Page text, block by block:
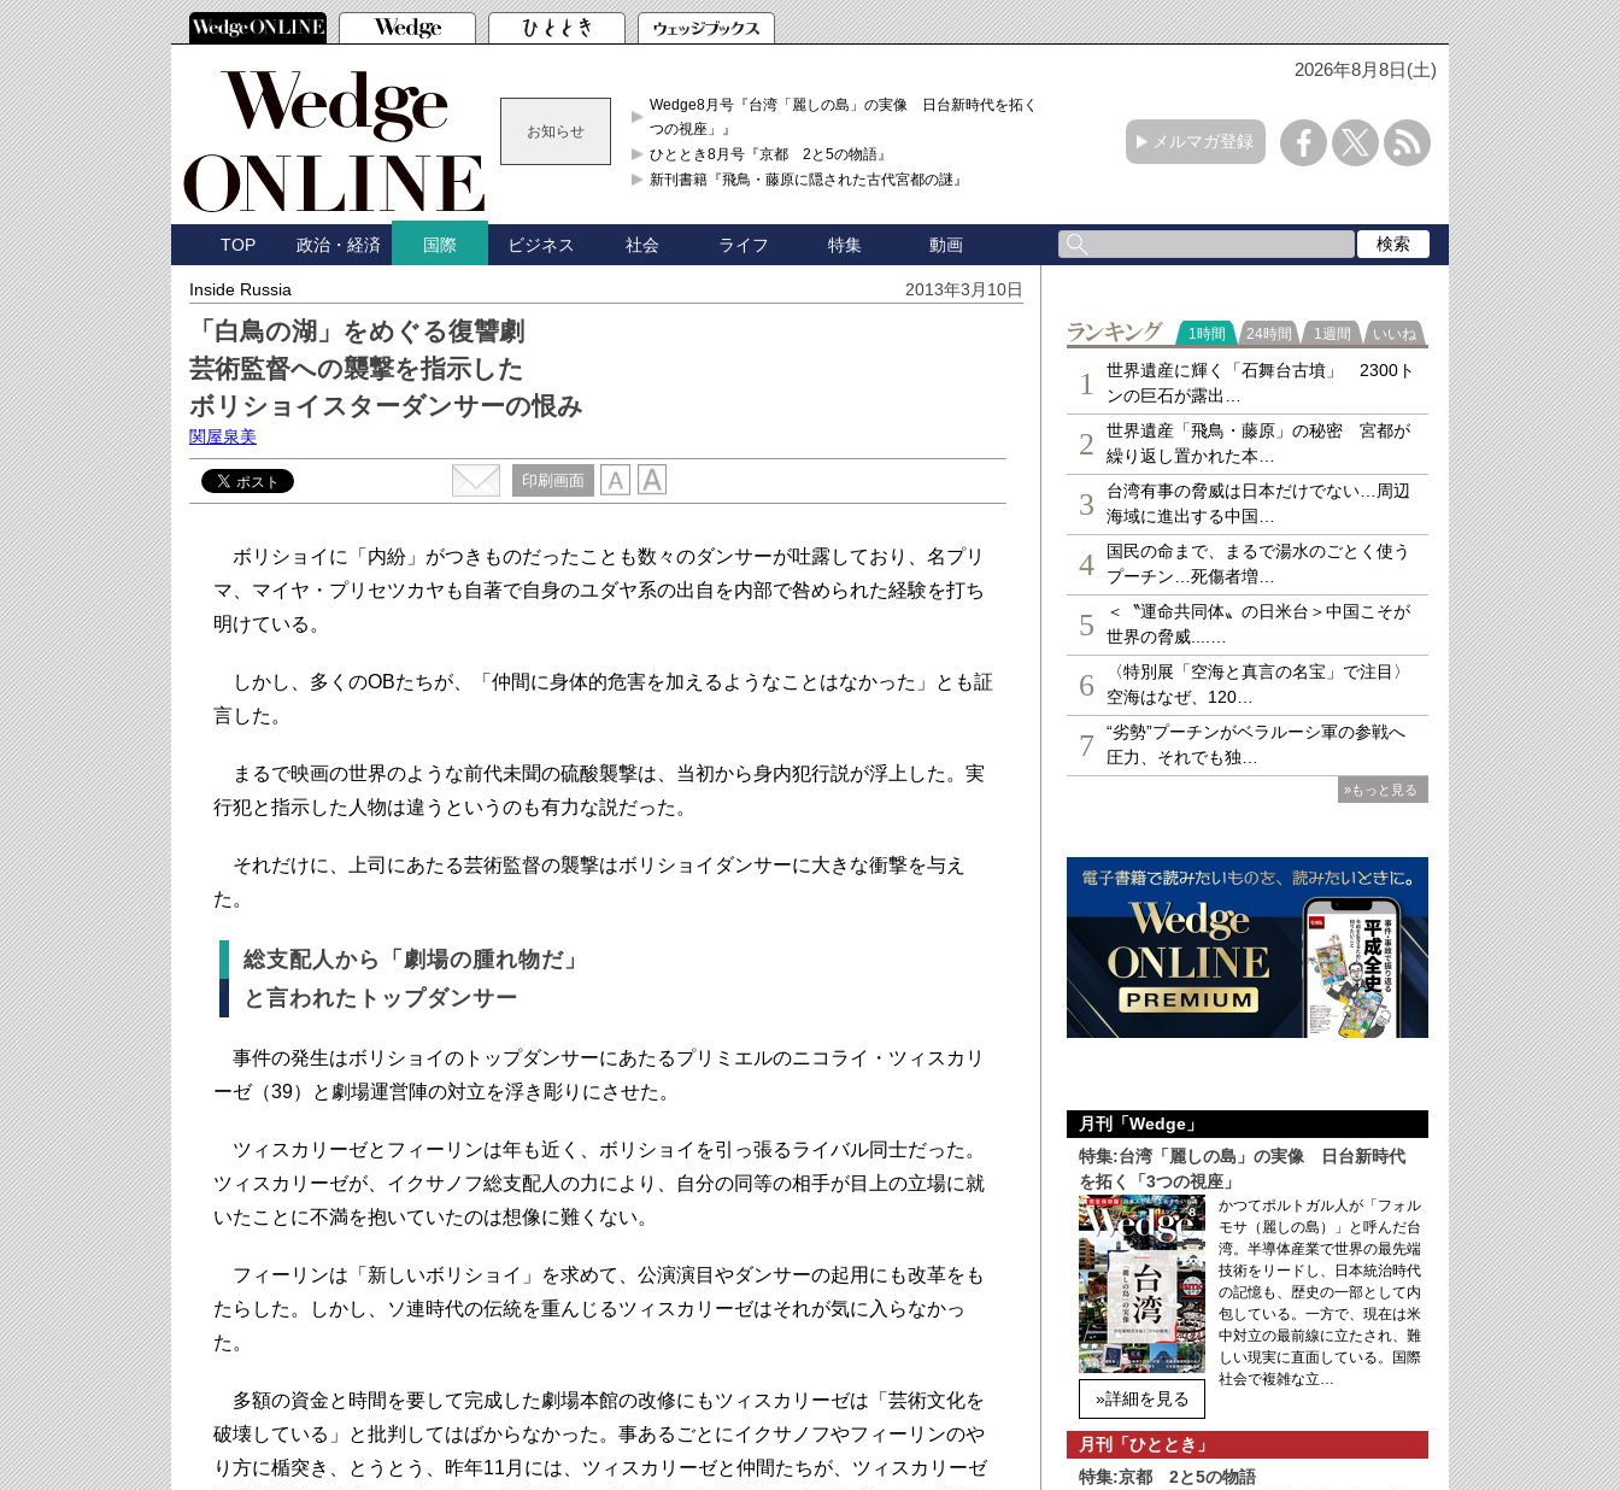
2026年8月8日(土)
お知らせ
Wedge8月号『台湾「麗しの島」の実像 日台新時代を拓く「3
つの視座」』
ひととき8月号『京都 2と5の物語』
新刊書籍『飛鳥・藤原に隠された古代宮都の謎』
メルマガ登録
TOP 政治・経済 国際 ビジネス 社会 ライフ 特集 動画
Inside Russia 2013年3月10日
「白鳥の湖」をめぐる復讐劇
芸術監督への襲撃を指示した
ボリショイスターダンサーの恨み
関屋泉美
印刷画面
ボリショイに「内紛」がつきものだったことも数々のダンサーが吐露しており、名プリ
マ、マイヤ・プリセツカヤも自著で自身のユダヤ系の出自を内部で咎められた経験を打ち
明けている。
しかし、多くのOBたちが、「仲間に身体的危害を加えるようなことはなかった」とも証
言した。
まるで映画の世界のような前代未聞の硫酸襲撃は、当初から身内犯行説が浮上した。実
行犯と指示した人物は違うというのも有力な説だった。
それだけに、上司にあたる芸術監督の襲撃はボリショイダンサーに大きな衝撃を与え
た。
総支配人から「劇場の腫れ物だ」
と言われたトップダンサー
事件の発生はボリショイのトップダンサーにあたるプリミエルのニコライ・ツィスカリ
ーゼ（39）と劇場運営陣の対立を浮き彫りにさせた。
ツィスカリーゼとフィーリンは年も近く、ボリショイを引っ張るライバル同士だった。
ツィスカリーゼが、イクサノフ総支配人の力により、自分の同等の相手が目上の立場に就
いたことに不満を抱いていたのは想像に難くない。
フィーリンは「新しいボリショイ」を求めて、公演演目やダンサーの起用にも改革をも
たらした。しかし、ソ連時代の伝統を重んじるツィスカリーゼはそれが気に入らなかっ
た。
多額の資金と時間を要して完成した劇場本館の改修にもツィスカリーゼは「芸術文化を
破壊している」と批判してはばからなかった。事あるごとにイクサノフやフィーリンのや
り方に楯突き、とうとう、昨年11月には、ツィスカリーゼと仲間たちが、ツィスカリーゼ
ランキング
1時間 24時間 1週間 いいね
1
世界遺産に輝く「石舞台古墳」 2300ト
ンの巨石が露出…
2
世界遺産「飛鳥・藤原」の秘密 宮都が
繰り返し置かれた本…
3
台湾有事の脅威は日本だけでない…周辺
海域に進出する中国…
4
国民の命まで、まるで湯水のごとく使う
プーチン…死傷者増…
5
＜〝運命共同体〟の日米台＞中国こそが
世界の脅威....…
6
〈特別展「空海と真言の名宝」で注目〉
空海はなぜ、120…
7
“劣勢”プーチンがベラルーシ軍の参戦へ
圧力、それでも独…
»もっと見る
月刊「Wedge」
特集:台湾「麗しの島」の実像 日台新時代
を拓く「3つの視座」
»詳細を見る
かつてポルトガル人が「フォル
モサ（麗しの島）」と呼んだ台
湾。半導体産業で世界の最先端
技術をリードし、日本統治時代
の記憶も、歴史の一部として内
包している。一方で、現在は米
中対立の最前線に立たされ、難
しい現実に直面している。国際
社会で複雑な立…
月刊「ひととき」
特集:京都 2と5の物語